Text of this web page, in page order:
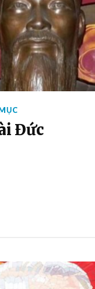
Đức